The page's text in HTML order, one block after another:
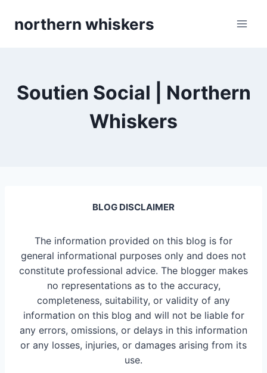
northern whiskers
Soutien Social | Northern
Whiskers
BLOG DISCLAIMER
The information provided on this blog is for
general informational purposes only and does not
constitute professional advice. The blogger makes
no representations as to the accuracy,
completeness, suitability, or validity of any
information on this blog and will not be liable for
any errors, omissions, or delays in this information
or any losses, injuries, or damages arising from its
use.